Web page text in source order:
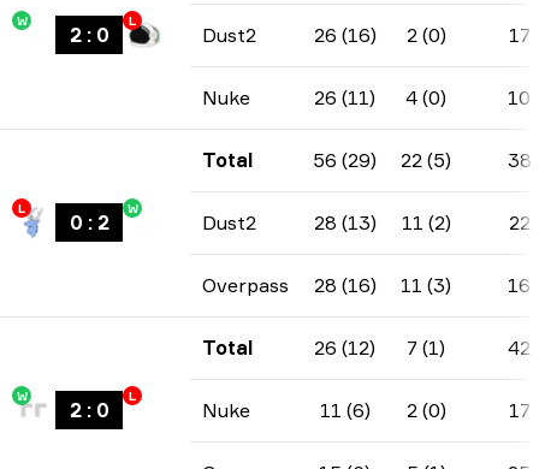
W
2: 0
L
Dust2 26 (16) 2 (0) 17
Nuke 26 (11) 4 (0) 10
L
0 : 2
W
Total 56 (29) 22 (5) 38
Dust2 28 (13) 11 (2) 22
Overpass 28 (16) 11 (3) 16
W
2: 0
L
Total 26 (12) 7 (1) 42
Nuke 11 (6) 2 (0) 17